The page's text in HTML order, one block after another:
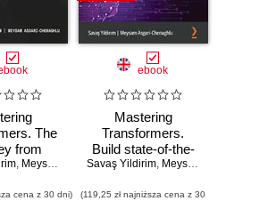
The
from
Large
, Meysam Asgari- Chenaghlu
cena z 30 dni)
ebook
Mastering
Transformers.
Build state-of-the-
art models from
advanced natural
Savaş Yildirim, Meysam Asgari- Chenaghlu
(119,25 zł najniższa cena z 30